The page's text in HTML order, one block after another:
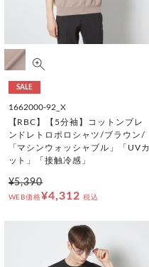
SALE
1662000-92_X
【RBC】【5分袖】コットンブレ
ンドレトロポロシャツ/ブラウン/
「マシンウォッシャブル」「UVカ
ット」「接触冷感」
¥5,390
WEB価格¥4,312 税込